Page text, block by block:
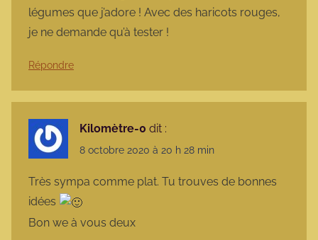
légumes que j’adore ! Avec des haricots rouges,
je ne demande qu’à tester !
Répondre
Kilomètre-0 dit :
8 octobre 2020 à 20 h 28 min
Très sympa comme plat. Tu trouves de bonnes
idées
Bon we à vous deux